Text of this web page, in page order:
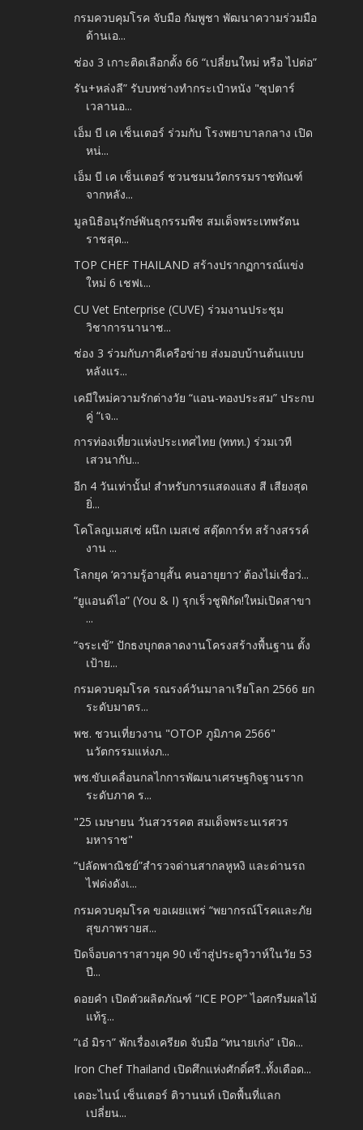
กรมควบคุมโรค จับมือ กัมพูชา พัฒนาความร่วมมือ
ด้านเอ...
ช่อง 3 เกาะติดเลือกตั้ง 66 “เปลี่ยนใหม่ หรือ ไปต่อ”
รัน+หล่งลี” รับบทช่างทำกระเป๋าหนัง "ซุปตาร์​
เวลานอ...
เอ็ม บี เค เซ็นเตอร์ ร่วมกับ โรงพยาบาลกลาง เปิด
หน่...
เอ็ม บี เค เซ็นเตอร์ ชวนชมนวัตกรรมราชทัณฑ์
จากหลัง...
มูลนิธิอนุรักษ์พันธุกรรมพืช สมเด็จพระเทพรัตน
ราชสุด...
TOP CHEF THAILAND สร้างปรากฏการณ์แข่ง
ใหม่ 6 เชฟเ...
CU Vet Enterprise (CUVE) ร่วมงานประชุม
วิชาการนานาช...
ช่อง 3 ร่วมกับภาคีเครือข่าย ส่งมอบบ้านต้นแบบ
หลังแร...
เคมีใหม่ความรักต่างวัย “แอน-ทองประสม” ประกบ
คู่ “เจ...
การท่องเที่ยวแห่งประเทศไทย (ททท.) ร่วมเวที
เสวนากับ...
อีก 4 วันเท่านั้น! สำหรับการแสดงแสง สี เสียงสุด
ยิ่...
โคโลญเมสเซ่ ผนึก เมสเซ่ สตุ๊ตการ์ท สร้างสรรค์
งาน ...
โลกยุค ‘ความรู้อายุสั้น คนอายุยาว’ ต้องไม่เชื่อว่...
“ยูแอนด์ไอ” (You & I) รุกเร็วชูพิกัด!ใหม่เปิดสาขา
...
“จระเข้” ปักธงบุกตลาดงานโครงสร้างพื้นฐาน ตั้ง
เป้าย...
กรมควบคุมโรค รณรงค์วันมาลาเรียโลก 2566 ยก
ระดับมาตร...
พช. ชวนเที่ยวงาน "OTOP ภูมิภาค 2566"
นวัตกรรมแห่งภ...
พช.ขับเคลื่อนกลไกการพัฒนาเศรษฐกิจฐานราก
ระดับภาค ร...
"25 เมษายน วันสวรรคต สมเด็จพระนเรศวร
มหาราช"
“ปลัดพาณิชย์”สำรวจด่านสากลหูหงิ และด่านรถ
ไฟด่งดังเ...
กรมควบคุมโรค ขอเผยแพร่ “พยากรณ์โรคและภัย
สุขภาพรายส...
ปิดจ็อบดาราสาวยุค 90 เข้าสู่ประตูวิวาห์ในวัย 53
ปี...
ดอยคำ เปิดตัวผลิตภัณฑ์ “ICE POP” ไอศกรีมผลไม้
แท้รู...
“เอ๋ มิรา” พักเรื่องเครียด จับมือ “ทนายเก่ง” เปิด...
Iron Chef Thailand เปิดศึกแห่งศักดิ์ศรี..ทั้งเดือด...
เดอะไนน์ เซ็นเตอร์ ติวานนท์ เปิดพื้นที่แลก
เปลี่ยน...